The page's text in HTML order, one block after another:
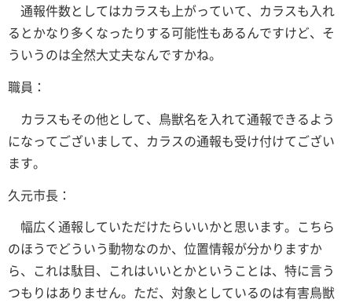
通報件数としてはカラスも上がっていて、カラスも入れ
るとかなり多くなったりする可能性もあるんですけど、そ
ういうのは全然大丈夫なんですかね。
職員：
カラスもその他として、鳥獣名を入れて通報できるよう
になってございまして、カラスの通報も受け付けてござい
ます。
久元市長：
幅広く通報していただけたらいいかと思います。こちら
のほうでどういう動物なのか、位置情報が分かりますか
ら、これは駄目、これはいいとかということは、特に言う
つもりはありません。ただ、対象としているのは有害鳥獣